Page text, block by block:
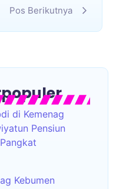
Pos Berikutnya
di Kemenag
Pensiun
Kebumen